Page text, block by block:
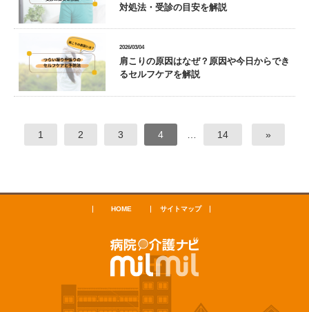
対処法・受診の目安を解説
2026/03/04
肩こりの原因はなぜ？原因や今日からでき
るセルフケアを解説
1 2 3 4 14 »
HOME サイトマップ